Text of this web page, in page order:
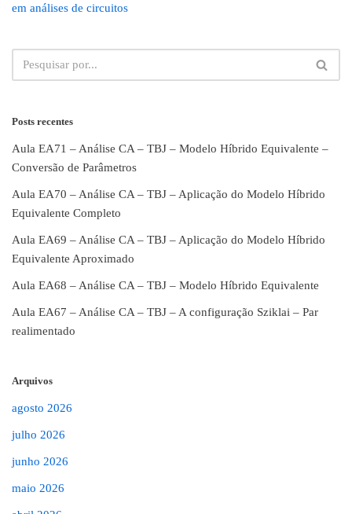
em análises de circuitos
Posts recentes
Aula EA71 – Análise CA – TBJ – Modelo Híbrido Equivalente –
Conversão de Parâmetros
Aula EA70 – Análise CA – TBJ – Aplicação do Modelo Híbrido
Equivalente Completo
Aula EA69 – Análise CA – TBJ – Aplicação do Modelo Híbrido
Equivalente Aproximado
Aula EA68 – Análise CA – TBJ – Modelo Híbrido Equivalente
Aula EA67 – Análise CA – TBJ – A configuração Sziklai – Par
realimentado
Arquivos
agosto 2026
julho 2026
junho 2026
maio 2026